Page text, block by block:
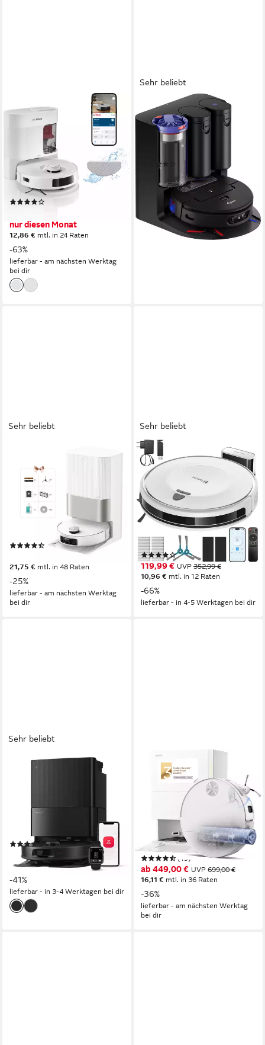
BOSCH
Saugroboter Spotless
BCRD2W, Saugroboter mit
Wischfunktion, 11.000 Pa
Saugkraft
60 W Leistung
0,4 l Größe Staubbehälter
nur diesen Monat
12,86 € mtl. in 24 Raten
-63%
lieferbar - am nächsten Werktag
bei dir
Sehr beliebt
DYSON
Saugroboter mit
Wischfunktion spot+scrub Ai
Größe Staubbehälter
(48)
UVP1.199,00 €
nur bis Dienstag
mtl. in 48 Raten
lieferbar - am nächsten Werktag
Sehr beliebt
Wischfunktion Dreame X50
Ultra Complete, 20.000 Pa
Saugkraft
Größe Staubbehälter
Reichweite
(221)
999,00 €
21,75 € mtl. in 48 Raten
-25%
lieferbar - am nächsten Werktag
bei dir
Sehr beliebt
REDROAD
Saugroboter Staubsauger
Roboter
12000Pa/60W/180min
Laufzeit 660 ml Behälter
60 W Leistung
Reichweite
automatische Rückkehr zurLadestation, GYRO-Navigation,Gyroskopische Navigation, intelligenteNavigation, per App
(112)
119,99 € UVP 352,99 €
10,96 € mtl. in 12 Raten
-66%
lieferbar - in 4-5 Werktagen bei dir
Sehr beliebt
ROBOROCK
Saugroboter QV 35A mit
Navigation
(193)
379,99 € UVP
18,87 €mtl. in 24 Raten
-41%
lieferbar - in 3-4 Werktagen bei dir
MOVA
Saugroboter S70 Roller,
Saugroboter mit 28.000Pa
Saugkraft und HydroForce-
Leistung
0,24 l Größe Staubbehälter
(19)
ab 449,00 € UVP 699,00 €
16,11 € mtl. in 36 Raten
-36%
lieferbar - am nächsten Werktag
bei dir